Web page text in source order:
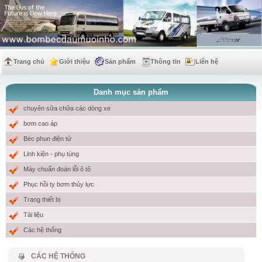
Trang chủ Giới thiệu Sản phẩm Thông tin Liên hệ
Danh mục sản phẩm
chuyên sữa chữa các dòng xe
bơm cao áp
Béc phun điện tử
Linh kiện - phụ tùng
Máy chuẩn đoán lỗi ô tô
Phục hồi ty bơm thủy lực
Trang thiết bị
Tài liệu
Các hệ thống
CÁC HỆ THỐNG